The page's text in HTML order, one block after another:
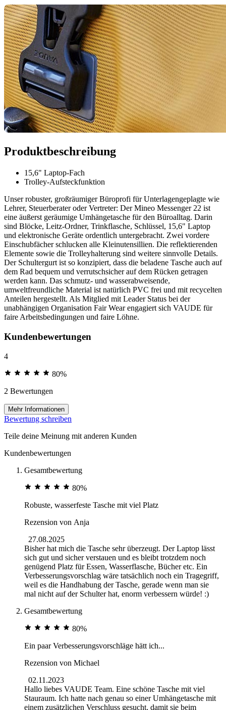
Produktbeschreibung
15,6" Laptop-Fach
Trolley-Aufsteckfunktion
Unser robuster, großräumiger Büroprofi für Unterlagengeplagte wie
Lehrer, Steuerberater oder Vertreter: Der Mineo Messenger 22 ist
eine äußerst geräumige Umhängetasche für den Büroalltag. Darin
sind Blöcke, Leitz-Ordner, Trinkflasche, Schlüssel, 15,6" Laptop
und elektronische Geräte ordentlich untergebracht. Zwei vordere
Einschubfächer schlucken alle Kleinutensillien. Die reflektierenden
Elemente sowie die Trolleyhalterung sind weitere sinnvolle Details.
Der Schultergurt ist so konzipiert, dass die beladene Tasche auch auf
dem Rad bequem und verrutschsicher auf dem Rücken getragen
werden kann. Das schmutz- und wasserabweisende,
umweltfreundliche Material ist natürlich PVC frei und mit recycelten
Anteilen hergestellt. Als Mitglied mit Leader Status bei der
unabhängigen Organisation Fair Wear engagiert sich VAUDE für
faire Arbeitsbedingungen und faire Löhne.
Kundenbewertungen
4
80%
2 Bewertungen
Mehr Informationen
Bewertung schreiben
Teile deine Meinung mit anderen Kunden
Kundenbewertungen
Gesamtbewertung
80%
Robuste, wasserfeste Tasche mit viel Platz
Rezension von Anja
27.08.2025
Bisher hat mich die Tasche sehr überzeugt. Der Laptop lässt
sich gut und sicher verstauen und es bleibt trotzdem noch
genügend Platz für Essen, Wasserflasche, Bücher etc. Ein
Verbesserungsvorschlag wäre tatsächlich noch ein Tragegriff,
weil es die Handhabung der Tasche, gerade wenn man sie
mal nicht auf der Schulter hat, enorm verbessern würde! :)
Gesamtbewertung
80%
Ein paar Verbesserungsvorschläge hätt ich...
Rezension von Michael
02.11.2023
Hallo liebes VAUDE Team. Eine schöne Tasche mit viel
Stauraum. Ich hatte nach genau so einer Umhängetasche mit
einem zusätzlichen Verschluss gesucht, damit sie beim